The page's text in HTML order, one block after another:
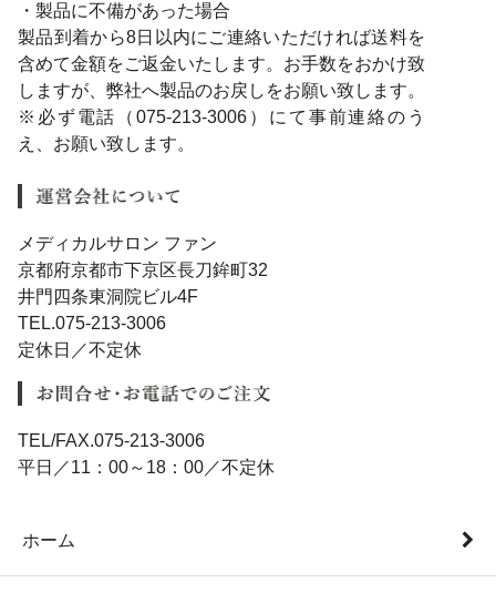
・製品に不備があった場合
製品到着から8日以内にご連絡いただければ送料を
含めて金額をご返金いたします。お手数をおかけ致
しますが、弊社へ製品のお戻しをお願い致します。
※必ず電話（075-213-3006）にて事前連絡のう
え、お願い致します。
メディカルサロン ファン
京都府京都市下京区長刀鉾町32
井門四条東洞院ビル4F
TEL.075-213-3006
定休日／不定休
TEL/FAX.075-213-3006
平日／11：00～18：00／不定休
ホーム